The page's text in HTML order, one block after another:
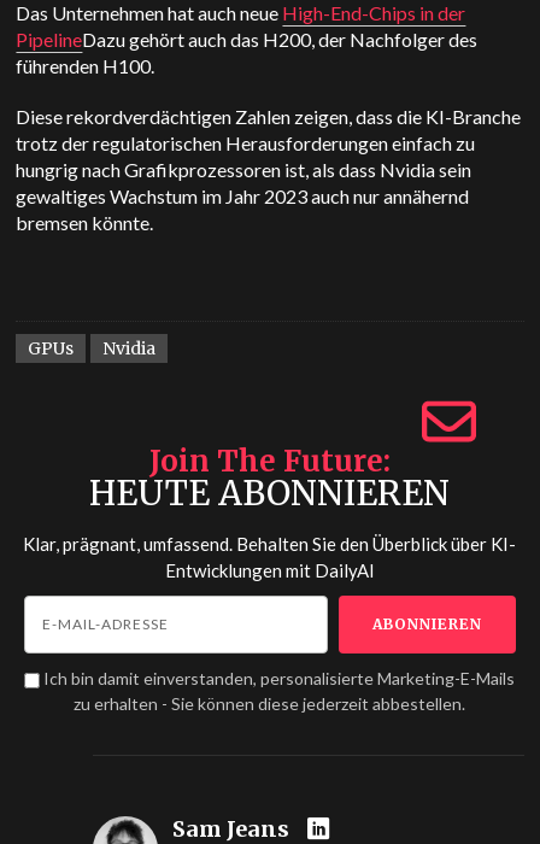
Das Unternehmen hat auch neue High-End-Chips in der
PipelineDazu gehört auch das H200, der Nachfolger des
führenden H100.
Diese rekordverdächtigen Zahlen zeigen, dass die KI-Branche
trotz der regulatorischen Herausforderungen einfach zu
hungrig nach Grafikprozessoren ist, als dass Nvidia sein
gewaltiges Wachstum im Jahr 2023 auch nur annähernd
bremsen könnte.
GPUs Nvidia
Join The Future
HEUTE ABONNIEREN
Klar, prägnant, umfassend. Behalten Sie den Überblick über KI-
Entwicklungen mit DailyAI
Ich bin damit einverstanden, personalisierte Marketing-E-Mails
zu erhalten - Sie können diese jederzeit abbestellen.
Sam Jeans